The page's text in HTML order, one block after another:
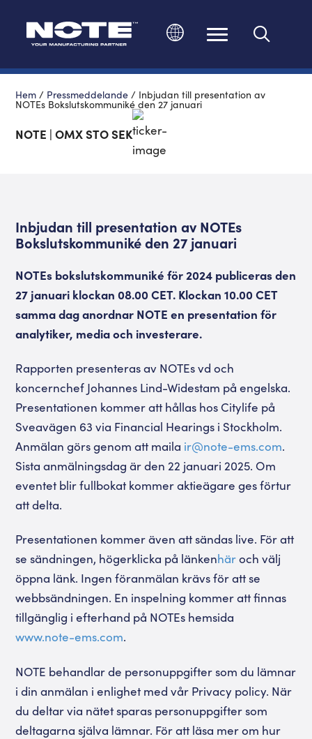
Hem / Pressmeddelande / Inbjudan till presentation av
NOTEs Bokslutskommuniké den 27 januari
NOTE | OMX STO SEK
Inbjudan till presentation av NOTEs
Bokslutskommuniké den 27 januari
NOTEs bokslutskommuniké för 2024 publiceras den
27 januari klockan 08.00 CET. Klockan 10.00 CET
samma dag anordnar NOTE en presentation för
analytiker, media och investerare.
Rapporten presenteras av NOTEs vd och
koncernchef Johannes Lind-Widestam på engelska.
Presentationen kommer att hållas hos Citylife på
Sveavägen 63 via Financial Hearings i Stockholm.
Anmälan görs genom att maila ir@note-ems.com.
Sista anmälningsdag är den 22 januari 2025. Om
eventet blir fullbokat kommer aktieägare ges förtur
att delta.
Presentationen kommer även att sändas live. För att
se sändningen, högerklicka på länkenhäroch välj
öppna länk. Ingen föranmälan krävs för att se
webbsändningen. En inspelning kommer att finnas
tillgänglig i efterhand på NOTEs hemsida
www.note-ems.com.
NOTE behandlar de personuppgifter som du lämnar
i din anmälan i enlighet med vår Privacy policy. När
du deltar via nätet sparas personuppgifter som
deltagarna själva lämnar. För att läsa mer om hur